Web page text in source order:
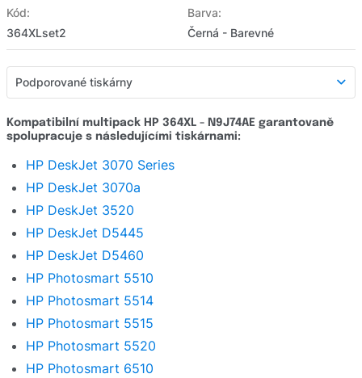
Kód:
364XLset2
Barva:
Černá - Barevné
Podporované tiskárny
Detailní popis
Hodnocení e-shopu
Zeptat se
Kompatibilní multipack HP 364XL - N9J74AE garantovaně
spolupracuje s následujícími tiskárnami:
HP DeskJet 3070 Series
HP DeskJet 3070a
HP DeskJet 3520
HP DeskJet D5445
HP DeskJet D5460
HP Photosmart 5510
HP Photosmart 5514
HP Photosmart 5515
HP Photosmart 5520
HP Photosmart 6510